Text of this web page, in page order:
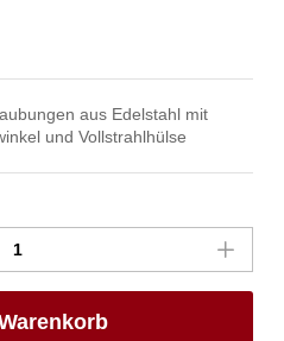
aus Edelstahl mit
und Vollstrahlhülse